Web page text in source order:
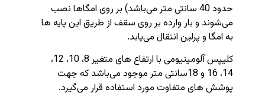
حدود 40 سانتی متر می‌باشد) بر روی امگاها نصب
می‌شوند و بار وارده بر روی سقف از طریق این پایه ها
به امگا و پرلین انتقال می‌یابد.
کلیپس آلومینیومی با ارتفاع های متغیر 8، 10، 12،
14، 16 و 18سانتی متر موجود می‌باشد که جهت
پوشش های متفاوت مورد استفاده قرار می‌گیرد.